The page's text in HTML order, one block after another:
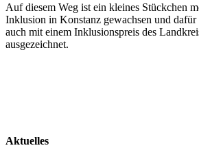
Auf diesem Weg ist ein kleines Stückchen
Inklusion in Konstanz gewachsen und
auch mit einem Inklusionspreis des
ausgezeichnet.
Aktuelles